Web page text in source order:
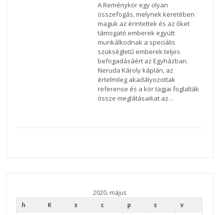
A Reménykör egy olyan
összefogás, melynek keretében
maguk az érintettek és az őket
támogató emberek együtt
munkálkodnak a speciális
szükségletű emberek teljes
befogadásáért az Egyházban.
Neruda Károly káplán, az
értelmileg akadályozottak
referense és a kör tagjai foglalták
össze meglátásaikat az…
2020. május
h
K s c p s
v